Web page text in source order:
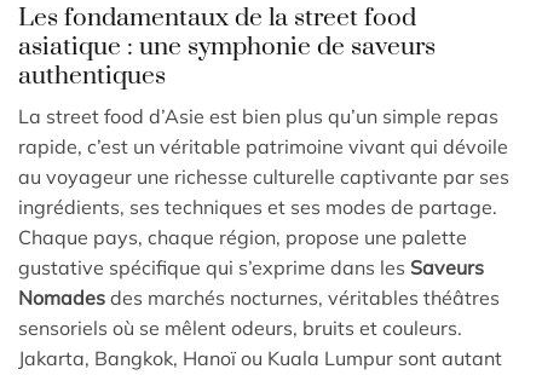
Les fondamentaux de la street food
asiatique : une symphonie de saveurs
authentiques
La street food d’Asie est bien plus qu’un simple repas
rapide, c’est un véritable patrimoine vivant qui dévoile
au voyageur une richesse culturelle captivante par ses
ingrédients, ses techniques et ses modes de partage.
Chaque pays, chaque région, propose une palette
gustative spécifique qui s’exprime dans les Saveurs
Nomades des marchés nocturnes, véritables théâtres
sensoriels où se mêlent odeurs, bruits et couleurs.
Jakarta, Bangkok, Hanoï ou Kuala Lumpur sont autant